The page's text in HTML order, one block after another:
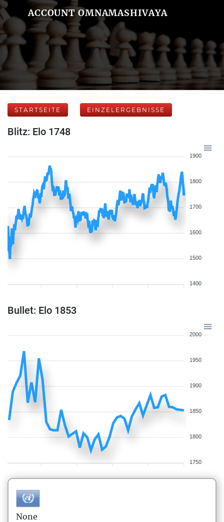
ACCOUNT OMNAMASHIVAYA
STARTSEITE EINZELERGEBNISSE
Blitz: Elo 1748
1900
1800
1700
1600
1500
1400
Bullet: Elo 1853
2000
1950
1900
1850
1800
1750
None